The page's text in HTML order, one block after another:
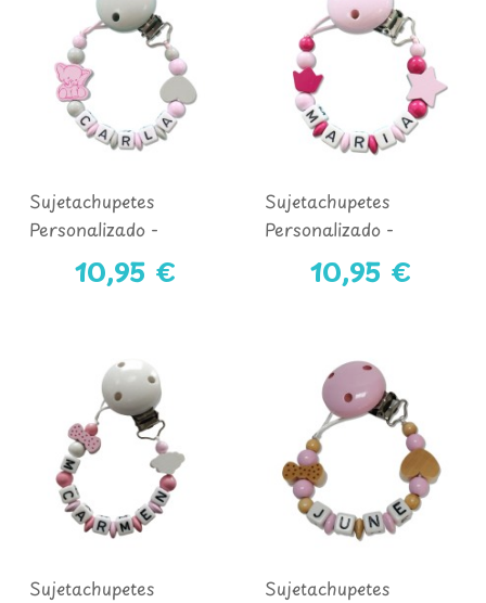
Sujetachupetes
Personalizado -
COLECCIÓN
ELEFANTA
10,95 €
Sujetachupetes
Personalizado -
COLECCIÓN
PRINCESA
10,95 €
Sujetachupetes
Sujetachupetes